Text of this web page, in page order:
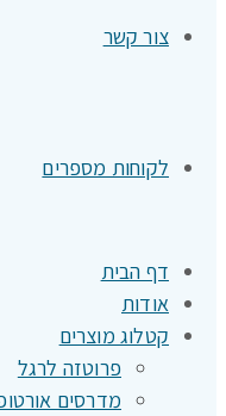
צור קשר
לקוחות מספרים
דף הבית
אודות
קטלוג מוצרים
פרוטזה לרגל
מדרסים